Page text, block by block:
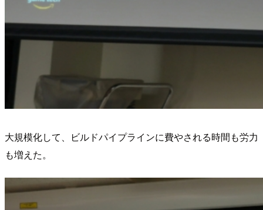
大規模化して、ビルドパイプラインに費やされる時間も労力
も増えた。